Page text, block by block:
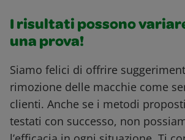
I risultati possono
una prova!
Siamo felici di offrire
rimozione delle macchie come
clienti. Anche se i metodi
testati con successo, non